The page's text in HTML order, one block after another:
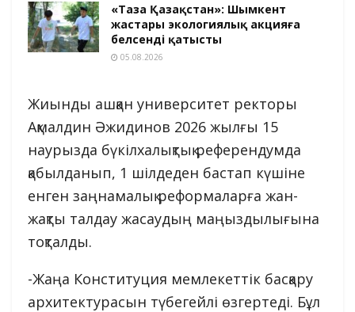
«Таза Қазақстан»: Шымкент
жастары экологиялық акцияға
белсенді қатысты
05.08.2026
Жиынды ашқан университет ректоры
Ақмалдин Әжидинов 2026 жылғы 15
наурызда бүкілхалықтық референдумда
қабылданып, 1 шілдеден бастап күшіне
енген заңнамалық реформаларға жан-
жақты талдау жасаудың маңыздылығына
тоқталды.
-Жаңа Конституция мемлекеттік басқару
архитектурасын түбегейлі өзгертеді. Бұл